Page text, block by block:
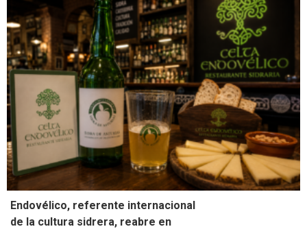
Endovélico, referente internacional
de la cultura sidrera, reabre en